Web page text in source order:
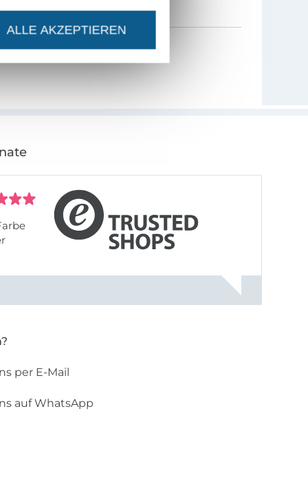
per E-Mail
auf WhatsApp
ALLE AKZEPTIEREN